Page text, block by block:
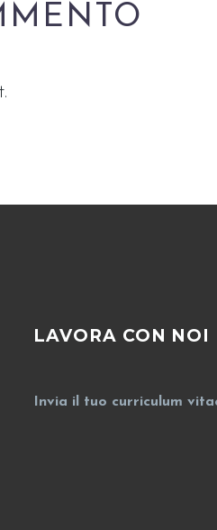
LAVORA CON NOI
Invia il tuo curriculum